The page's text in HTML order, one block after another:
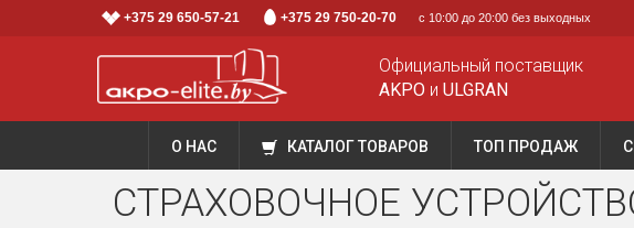
+375 29 650-57-21 +375 29 750-20-70 с 10:00 до 20:00 без выходных
Официальный поставщик
AKPO и ULGRAN
О НАС КАТАЛОГ ТОВАРОВ ТОП ПРОДАЖ
СТРАХОВОЧНОЕ